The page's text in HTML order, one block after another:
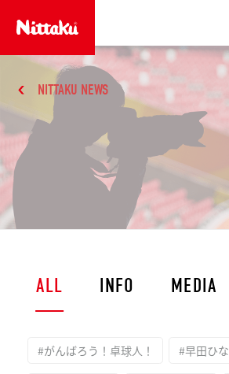
NITTAKU NEWS
ALL INFO MEDIA
#がんばろう！卓球人！ #早田ひな